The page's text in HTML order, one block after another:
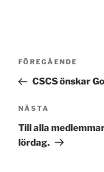
Föregående
inlägg
FÖREGÅENDE
CSCS önskar
Nästa
inlägg
NÄSTA
Till alla
lördag.